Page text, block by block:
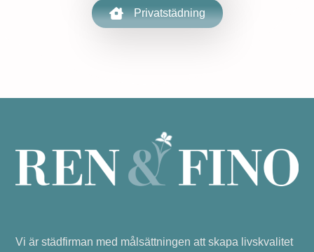
Privatstädning
Vi är städfirman med målsättningen att skapa livskvalitet